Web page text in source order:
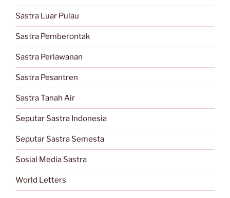
Sastra Luar Pulau
Sastra Pemberontak
Sastra Perlawanan
Sastra Pesantren
Sastra Tanah Air
Seputar Sastra Indonesia
Seputar Sastra Semesta
Sosial Media Sastra
World Letters